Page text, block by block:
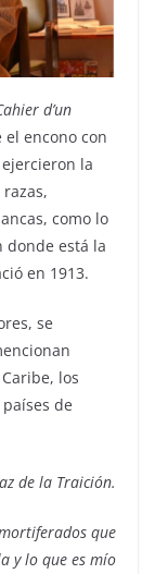
d’un
encono con
la
como lo
donde está la
en 1913.
se
los
de
de la Traición.
que
y lo que es mío